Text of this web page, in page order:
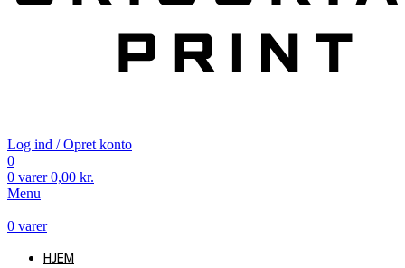
Log ind / Opret konto
0
0 varer 0,00 kr.
Menu
0 varer
HJEM